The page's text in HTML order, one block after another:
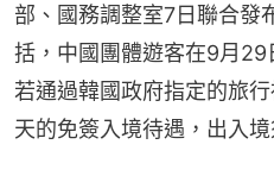
部、國務調整室7日聯合發
括，中國團體遊客在9月29
若通過韓國政府指定的旅
天的免簽入境待遇，出入